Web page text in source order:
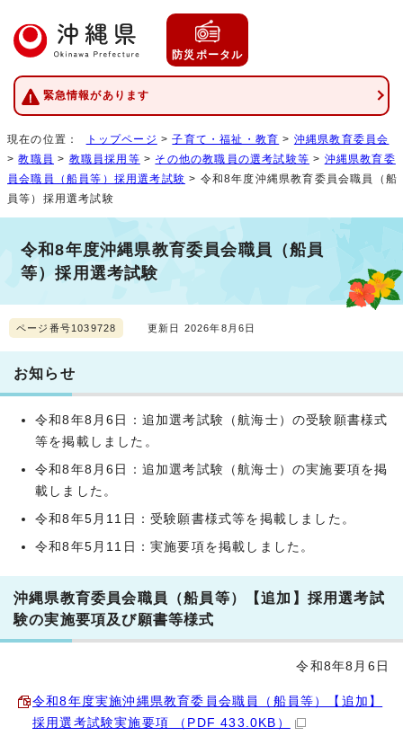
防災ポータル
緊急情報があります
現在の位置： トップページ >子育て・福祉・教育 > 沖縄県教育委員会
>教職員 > 教職員採用等 > その他の教職員の選考試験等 > 沖縄県教育委
員会職員（船員等）採用選考試験 > 令和8年度沖縄県教育委員会職員（船
員等）採用選考試験
令和8年度沖縄県教育委員会職員（船員
等）採用選考試験
ページ番号1039728 更新日 2026年8月6日
お知らせ
令和8年8月6日：追加選考試験（航海士）の受験願書様式
等を掲載しました。
令和8年8月6日：追加選考試験（航海士）の実施要項を掲
載しました。
令和8年5月11日：受験願書様式等を掲載しました。
令和8年5月11日：実施要項を掲載しました。
沖縄県教育委員会職員（船員等）【追加】採用選考試
験の実施要項及び願書等様式
令和8年8月6日
令和8年度実施沖縄県教育委員会職員（船員等）【追加】
採用選考試験実施要項 （PDF 433.0KB）